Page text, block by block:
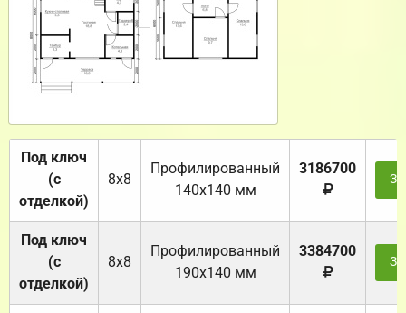
Под ключ
(с
отделкой)
8х8
Профилированный
140х140 мм
3186700
Под ключ
(с
отделкой)
8х8
Профилированный
190х140 мм
3384700